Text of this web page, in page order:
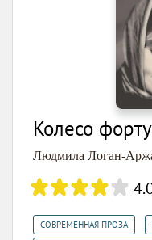
Колесо
Людмила Логан-
СОВРЕМЕННАЯ ПРОЗА